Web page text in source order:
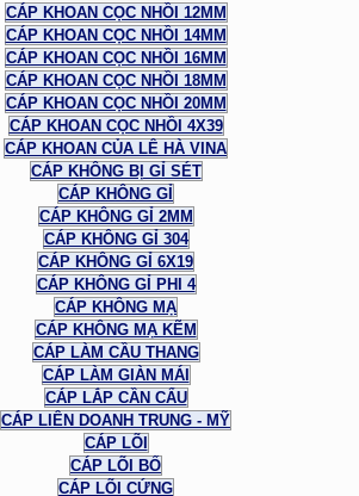
CÁP KHOAN CỌC NHỒI 12MM
CÁP KHOAN CỌC NHỒI 14MM
CÁP KHOAN CỌC NHỒI 16MM
CÁP KHOAN CỌC NHỒI 18MM
CÁP KHOAN CỌC NHỒI 20MM
CÁP KHOAN CỌC NHỒI 4X39
CÁP KHOAN CỦA LÊ HÀ VINA
CÁP KHÔNG BỊ GỈ SÉT
CÁP KHÔNG GỈ
CÁP KHÔNG GỈ 2MM
CÁP KHÔNG GỈ 304
CÁP KHÔNG GỈ 6X19
CÁP KHÔNG GỈ PHI 4
CÁP KHÔNG MẠ
CÁP KHÔNG MẠ KẼM
CÁP LÀM CẦU THANG
CÁP LÀM GIÀN MÁI
CÁP LẮP CẦN CẨU
CÁP LIÊN DOANH TRUNG - MỸ
CÁP LÕI
CÁP LÕI BỐ
CÁP LÕI CỨNG